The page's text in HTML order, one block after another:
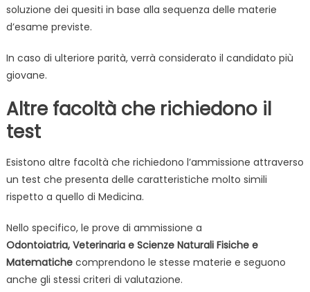
soluzione dei quesiti in base alla sequenza delle materie
d’esame previste.
In caso di ulteriore parità, verrà considerato il candidato più
giovane.
Altre facoltà che richiedono il
test
Esistono altre facoltà che richiedono l’ammissione attraverso
un test che presenta delle caratteristiche molto simili
rispetto a quello di Medicina.
Nello specifico, le prove di ammissione a
Odontoiatria, Veterinaria e Scienze Naturali Fisiche e
Matematichecomprendono le stesse materie e seguono
anche gli stessi criteri di valutazione.